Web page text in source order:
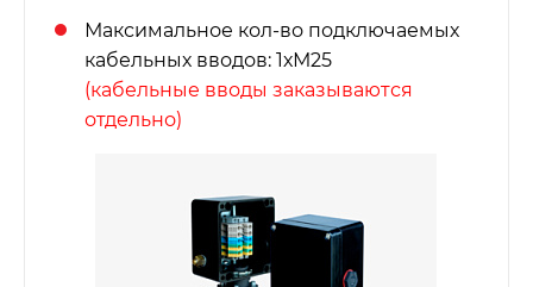
Максимальное кол-во подключаемых
кабельных вводов: 1хМ25
(кабельные вводы заказываются
отдельно)